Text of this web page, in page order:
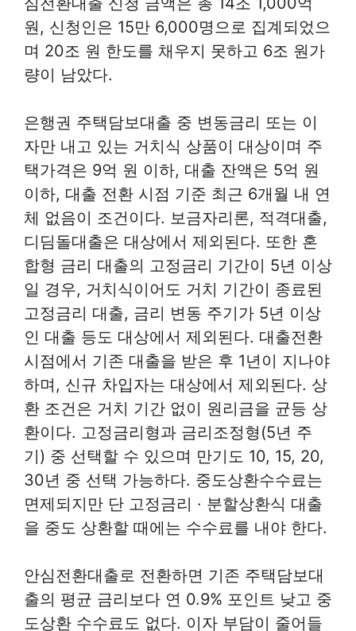
원, 신청인은 15만 6,000명으로 집계되었으
며 20조 원 한도를 채우지 못하고 6조 원가
량이 남았다.
은행권 주택담보대출 중 변동금리 또는 이
자만 내고 있는 거치식 상품이 대상이며 주
택가격은 9억 원 이하, 대출 잔액은 5억 원
이하, 대출 전환 시점 기준 최근 6개월 내 연
체 없음이 조건이다. 보금자리론, 적격대출,
디딤돌대출은 대상에서 제외된다. 또한 혼
합형 금리 대출의 고정금리 기간이 5년 이상
일 경우, 거치식이어도 거치 기간이 종료된
고정금리 대출, 금리 변동 주기가 5년 이상
인 대출 등도 대상에서 제외된다. 대출전환
시점에서 기존 대출을 받은 후 1년이 지나야
하며, 신규 차입자는 대상에서 제외된다. 상
환 조건은 거치 기간 없이 원리금을 균등 상
환이다. 고정금리형과 금리조정형(5년 주
기) 중 선택할 수 있으며 만기도 10, 15, 20,
30년 중 선택 가능하다. 중도상환수수료는
면제되지만 단 고정금리 · 분할상환식 대출
을 중도 상환할 때에는 수수료를 내야 한다.
안심전환대출로 전환하면 기존 주택담보대
출의 평균 금리보다 연 0.9% 포인트 낮고 중
도상환 수수료도 없다. 이자 부담이 줄어들